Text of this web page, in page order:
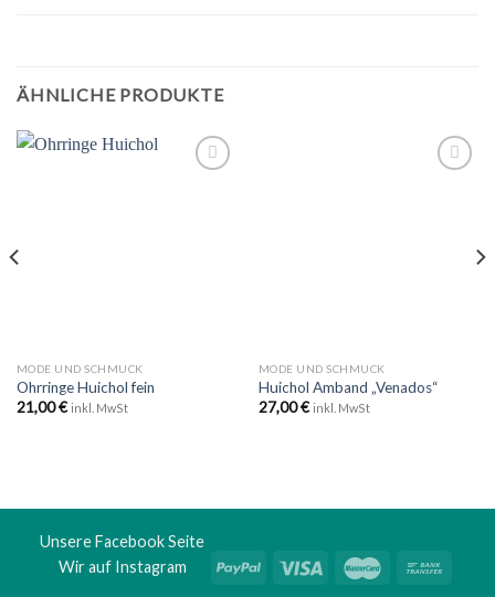
ÄHNLICHE PRODUKTE
MODE UND SCHMUCK
Ohrringe Huichol fein
21,00€ inkl. MwSt
MODE UND SCHMUCK
Huichol Amband „Venados“
27,00€ inkl. MwSt
Unsere Facebook Seite
Wir auf Instagram